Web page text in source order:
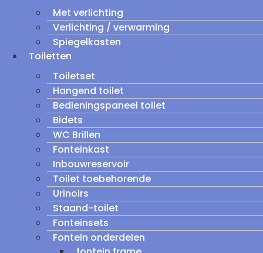
Met verlichting
Verlichting / verwarming
Spiegelkasten
Toiletten
Toiletset
Hangend toilet
Bedieningspaneel toilet
Bidets
WC Brillen
Fonteinkast
Inbouwreservoir
Toilet toebehorende
Urinoirs
Staand-toilet
Fonteinsets
Fontein onderdelen